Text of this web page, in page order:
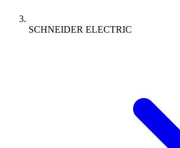
SCHNEIDER ELECTRIC